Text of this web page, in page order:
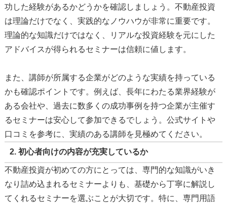
功した経験があるかどうかを確認しましょう。不動産投資
は理論だけでなく、実践的なノウハウが非常に重要です。
理論的な知識だけではなく、リアルな投資経験を元にした
アドバイスが得られるセミナーは信頼に値します。
また、講師が所属する企業がどのような実績を持っている
かも確認ポイントです。例えば、長年にわたる業界経験が
ある会社や、過去に数多くの成功事例を持つ企業が主催す
るセミナーは安心して参加できるでしょう。公式サイトや
口コミを参考に、実績のある講師を見極めてください。
2. 初心者向けの内容が充実しているか
不動産投資が初めての方にとっては、専門的な知識がいき
なり詰め込まれるセミナーよりも、基礎から丁寧に解説し
てくれるセミナーを選ぶことが大切です。特に、専門用語